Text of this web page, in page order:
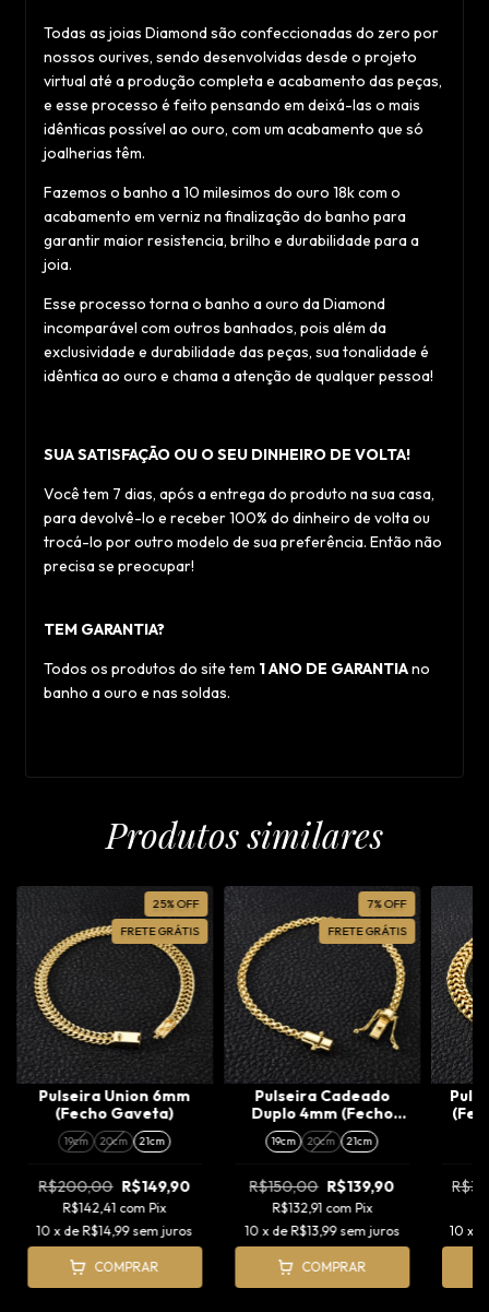
Todas as joias Diamond são confeccionadas do zero por
nossos ourives, sendo desenvolvidas desde o projeto
virtual até a produção completa e acabamento das peças,
e esse processo é feito pensando em deixá-las o mais
idênticas possível ao ouro, com um acabamento que só
joalherias têm.
Fazemos o banho a 10 milesimos do ouro 18k com o
acabamento em verniz na finalização do banho para
garantir maior resistencia, brilho e durabilidade para a
joia.
Esse processo torna o banho a ouro da Diamond
incomparável com outros banhados, pois além da
exclusividade e durabilidade das peças, sua tonalidade é
idêntica ao ouro e chama a atenção de qualquer pessoa!
SUA SATISFAÇÃO OU O SEU DINHEIRO DE VOLTA!
Você tem 7 dias, após a entrega do produto na sua casa,
para devolvê-lo e receber 100% do dinheiro de volta ou
trocá-lo por outro modelo de sua preferência. Então não
precisa se preocupar!
TEM GARANTIA?
Todos os produtos do site tem 1 ANO DE GARANTIAno
banho a ouro e nas soldas.
Produtos similares
25%OFF
FRETE GRÁTIS
Pulseira Union 6mm
(Fecho Gaveta)
19cm 20cm 21cm
R$200,00 R$149,90
R$142,41 com Pix
10 x de R$14,99 sem juros
COMPRAR
7%OFF
FRETE GRÁTIS
Pulseira Cadeado
Duplo 4mm (Fecho
Duplo)
19cm 20cm 21cm
R$150,00 R$139,90
R$132,91 com Pix
10 x de R$13,99 sem juros
COMPRAR
10 x